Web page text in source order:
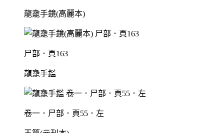
龍龕手鏡(高麗本)
尸部．頁163
龍龕手鑑
卷一．尸部．頁55．左